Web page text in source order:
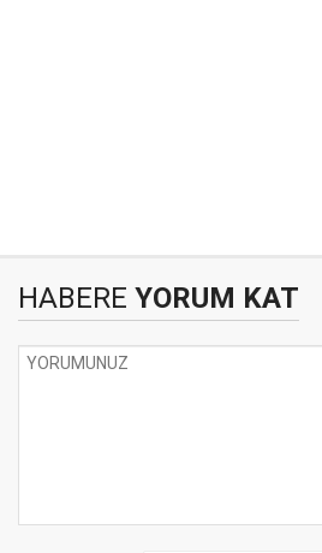
HABERE YORUM KAT